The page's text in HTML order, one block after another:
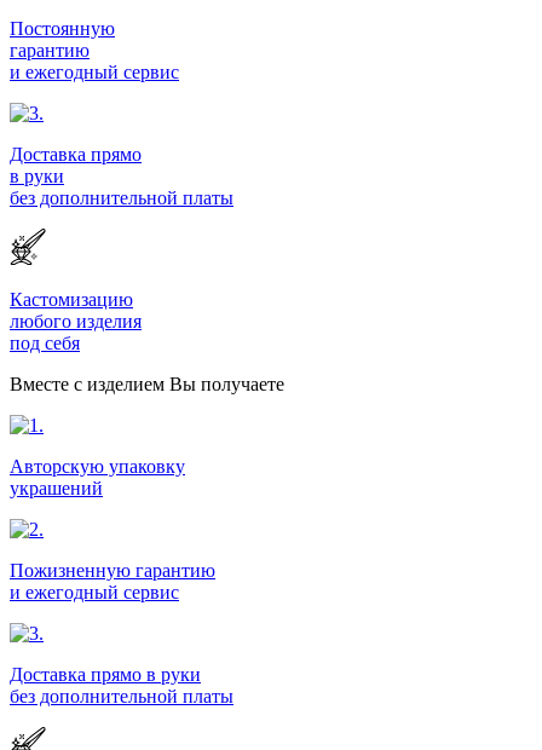
Постоянную
гарантию
и ежегодный сервис
Доставка прямо
в руки
без дополнительной платы
Кастомизацию
любого изделия
под себя
Вместе с изделием Вы получаете
Авторскую упаковку
украшений
Пожизненную гарантию
и ежегодный сервис
Доставка прямо в руки
без дополнительной платы